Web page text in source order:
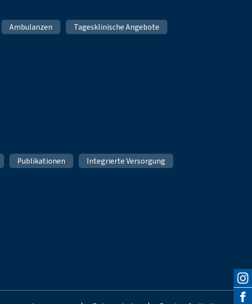
Ambulanzen
Tagesklinische Angebote
Publikationen Integrierte Versorgung